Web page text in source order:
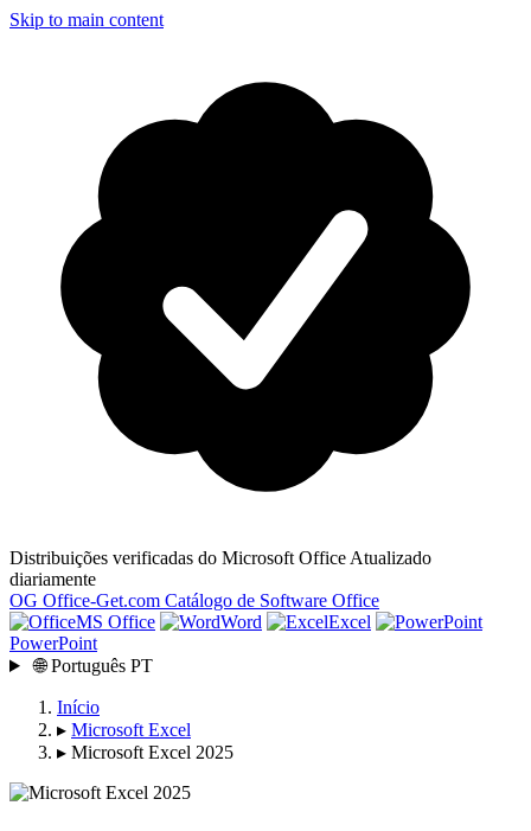
Skip to main content
Distribuições verificadas do Microsoft Office Atualizado
diariamente
OG Office-Get.com Catálogo de Software Office
MS Office
Word
Excel
PowerPoint
🌐 Português PT
Início
▸ Microsoft Excel
▸ Microsoft Excel 2025